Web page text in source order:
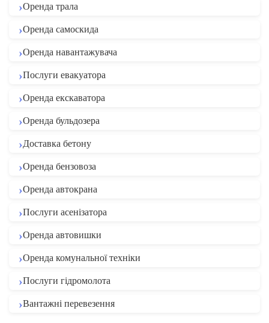
Оренда трала
Оренда самоскида
Оренда навантажувача
Послуги евакуатора
Оренда екскаватора
Оренда бульдозера
Доставка бетону
Оренда бензовоза
Оренда автокрана
Послуги асенізатора
Оренда автовишки
Оренда комунальної техніки
Послуги гідромолота
Вантажні перевезення